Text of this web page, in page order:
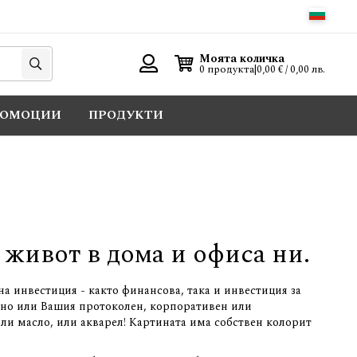
Търси
Моята количка
0 продукта|0,00 € / 0,00 лв.
ПРОДУКТИ
в дома и офиса ни.
инвестиция - както финансова, така и инвестиция за
или Вашия протоколен, корпоративен или
или акварел! Картината има собствен колорит